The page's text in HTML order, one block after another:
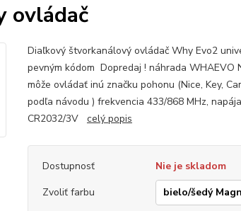
ovládač
Diaľkový štvorkanálový ovládač Why Evo2
pevným kódom Dopredaj ! náhrada WHAEVO
môže ovládať inú značku pohonu (Nice, Key,
podľa návodu ) frekvencia 433/868 MHz,
CR2032/3V celý popis
Dostupnosť
Nie je skladom
Zvoliť farbu